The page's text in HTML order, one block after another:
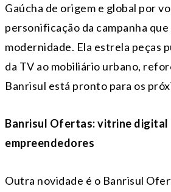
Gaúcha de origem e global por
personificação da campanha que
modernidade. Ela estrela peças
da TV ao mobiliário urbano,
Banrisul está pronto para os
Banrisul Ofertas: vitrine digital
empreendedores
Outra novidade é o Banrisul